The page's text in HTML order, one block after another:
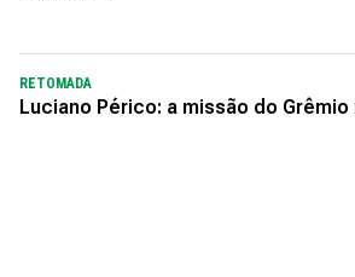
RETOMADA
Luciano Périco: a missão do Grêmio